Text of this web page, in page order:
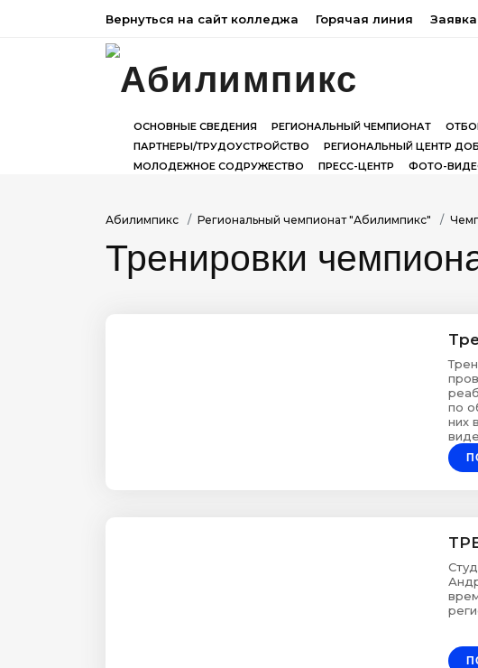
Вернуться на сайт колледжа Горячая линия
ОСНОВНЫЕ СВЕДЕНИЯ РЕГИОНАЛЬНЫЙ ЧЕМПИОНАТ
ПАРТНЕРЫ/ТРУДОУСТРОЙСТВО
РЕГИОНАЛЬНЫЙ ЦЕНТР
МОЛОДЕЖНОЕ СОДРУЖЕСТВО
ПРЕСС-ЦЕНТР ФОТО-
Абилимпикс Региональный чемпионат "Абилимпикс"
Тренировки
по
них